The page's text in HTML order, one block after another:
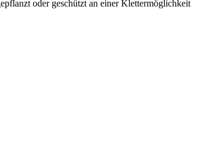
oder geschützt an einer Klettermöglichkeit